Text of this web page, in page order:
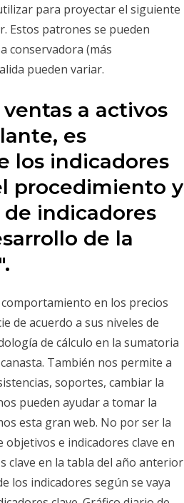
para proyectar el siguiente
Estos patrones se pueden
conservadora (más
pueden variar.
a activos
es
los indicadores
procedimiento y
indicadores
de la
en los precios
de acuerdo a sus niveles de
de cálculo en la sumatoria
También nos permite a
soportes, cambiar la
pueden ayudar a tomar la
esta gran web. No por ser la
e indicadores clave en
clave en la tabla del año anterior
los indicadores según se vaya